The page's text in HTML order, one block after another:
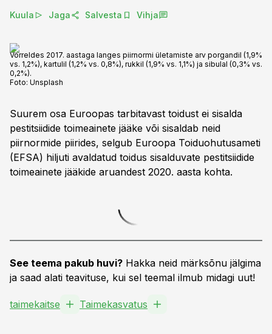
Kuula Jaga Salvesta Vihja
Võrreldes 2017. aastaga langes piirnormi ületamiste arv porgandil (1,9%
vs. 1,2%), kartulil (1,2% vs. 0,8%), rukkil (1,9% vs. 1,1%) ja sibulal (0,3% vs.
0,2%).
Foto: Unsplash
Suurem osa Euroopas tarbitavast toidust ei sisalda
pestitsiidide toimeainete jääke või sisaldab neid
piirnormide piirides, selgub Euroopa Toiduohutusameti
(EFSA) hiljuti avaldatud toidus sisalduvate pestitsiidide
toimeainete jääkide aruandest 2020. aasta kohta.
See teema pakub huvi? Hakka neid märksõnu jälgima
ja saad alati teavituse, kui sel teemal ilmub midagi uut!
taimekaitse Taimekasvatus